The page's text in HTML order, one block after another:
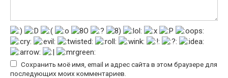
Сохранить моё имя, email и адрес сайта в этом браузере для
последующих моих комментариев.